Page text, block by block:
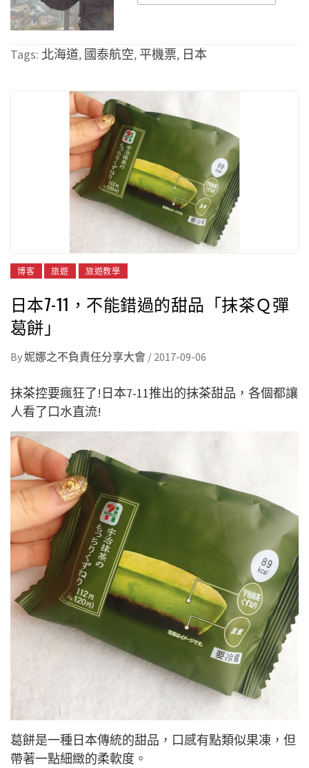
Tags: 北海道, 國泰航空, 平機票, 日本
博客 旅遊 旅遊教學
日本7-11，不能錯過的甜品「抹茶Ｑ彈
葛餅」
By妮娜之不負責任分享大會 / 2017-09-06
抹茶控要瘋狂了!日本7-11推出的抹茶甜品，各個都讓
人看了口水直流!
葛餅是一種日本傳統的甜品，口感有點類似果凍，但
帶著一點細緻的柔軟度。